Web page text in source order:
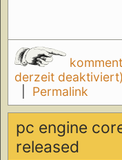
derzeit deaktiviert)
Permalink
pc engine
released